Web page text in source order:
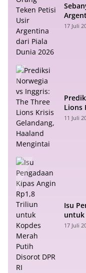
17 Juli
Lions
11 Juli
Isu
untuk
RI
17 Juli